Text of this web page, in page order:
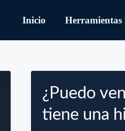
Inicio Herramientas
¿Puedo
tiene una